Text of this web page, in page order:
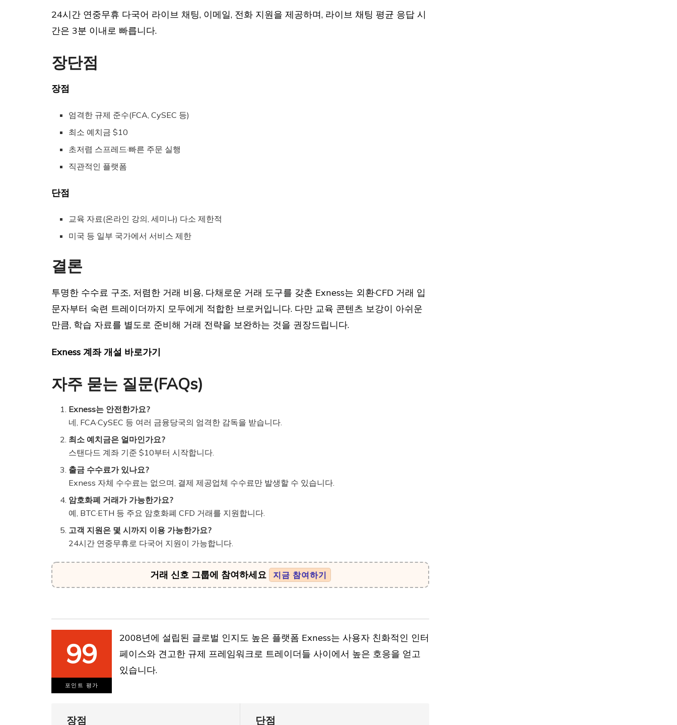
24시간 연중무휴 다국어 라이브 채팅, 이메일, 전화 지원을 제공하며, 라이브 채팅 평균 응답 시
간은 3분 이내로 빠릅니다.
장단점
장점
엄격한 규제 준수(FCA, CySEC 등)
최소 예치금 $10
초저렴 스프레드·빠른 주문 실행
직관적인 플랫폼
단점
교육 자료(온라인 강의, 세미나) 다소 제한적
미국 등 일부 국가에서 서비스 제한
결론
투명한 수수료 구조, 저렴한 거래 비용, 다채로운 거래 도구를 갖춘 Exness는 외환·CFD 거래 입
문자부터 숙련 트레이더까지 모두에게 적합한 브로커입니다. 다만 교육 콘텐츠 보강이 아쉬운
만큼, 학습 자료를 별도로 준비해 거래 전략을 보완하는 것을 권장드립니다.
Exness 계좌 개설 바로가기
자주 묻는 질문(FAQs)
Exness는 안전한가요?
네, FCA·CySEC 등 여러 금융당국의 엄격한 감독을 받습니다.
최소 예치금은 얼마인가요?
스탠다드 계좌 기준 $10부터 시작합니다.
출금 수수료가 있나요?
Exness 자체 수수료는 없으며, 결제 제공업체 수수료만 발생할 수 있습니다.
암호화폐 거래가 가능한가요?
예, BTC·ETH 등 주요 암호화폐 CFD 거래를 지원합니다.
고객 지원은 몇 시까지 이용 가능한가요?
24시간 연중무휴로 다국어 지원이 가능합니다.
거래 신호 그룹에 참여하세요 지금 참여하기
99
포인트 평가
2008년에 설립된 글로벌 인지도 높은 플랫폼 Exness는 사용자 친화적인 인터
페이스와 견고한 규제 프레임워크로 트레이더들 사이에서 높은 호응을 얻고
있습니다.
장점 단점